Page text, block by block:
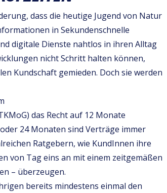
dass die heutige Jugend von Natur
in Sekundenschnelle
digitale Dienste nahtlos in ihren Alltag
nicht Schritt halten können,
Kundschaft gemieden. Doch sie werden
das Recht auf 12 Monate
24 Monaten sind Verträge immer
Ratgebern, wie KundInnen ihre
von Tag eins an mit einem zeitgemäßen
– überzeugen.
bereits mindestens einmal den